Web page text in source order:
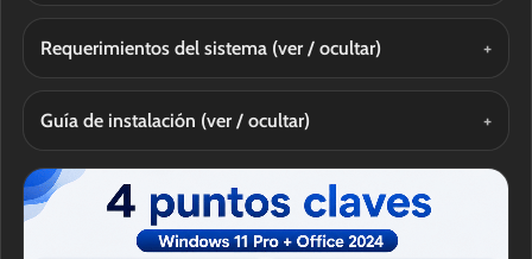
Requerimientos del sistema (ver / ocultar)
Guía de instalación (ver / ocultar)